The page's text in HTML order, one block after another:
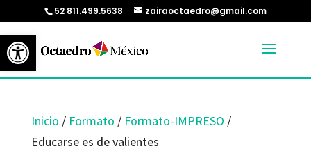
Abrir barra de herramientas
52 811.499.5638 zairaoctaedro@gmail.com
Inicio / Formato / Formato-IMPRESO /
Educarse es de valientes